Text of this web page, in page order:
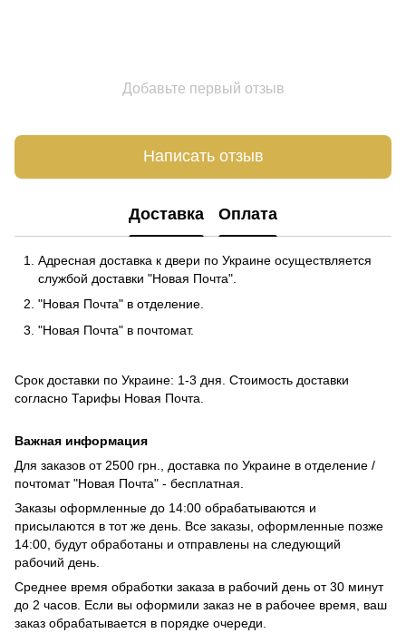
Добавьте первый отзыв
Написать отзыв
Доставка Оплата
Адресная доставка к двери по Украине осуществляется
службой доставки "Новая Почта".
"Новая Почта" в отделение.
"Новая Почта" в почтомат.
Срок доставки по Украине: 1-3 дня. Стоимость доставки
согласно Тарифы Новая Почта
Важная информация
Для заказов от 2500 грн., доставка по Украине в отделение /
почтомат "Новая Почта" - бесплатная.
Заказы оформленные до 14:00 обрабатываются и
присылаются в тот же день. Все заказы, оформленные позже
14:00, будут обработаны и отправлены на следующий
рабочий день.
Среднее время обработки заказа в рабочий день от 30 минут
до 2 часов. Если вы оформили заказ не в рабочее время, ваш
заказ обрабатывается в порядке очереди.